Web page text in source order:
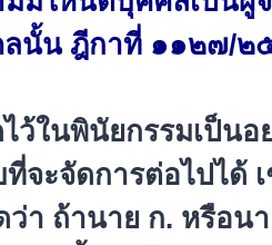
ลนั้น ฎีกาที่ ๑๑๒๗/๒
ว้ในพินัยกรรมเป็นอ
ที่จะจัดการต่อไปได้
า ถ้านาย ก. หรือน